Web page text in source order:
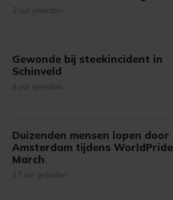
2 uur geleden
Gewonde bij steekincident in
Schinveld
4 uur geleden
Duizenden mensen lopen door
Amsterdam tijdens WorldPride
March
17 uur geleden